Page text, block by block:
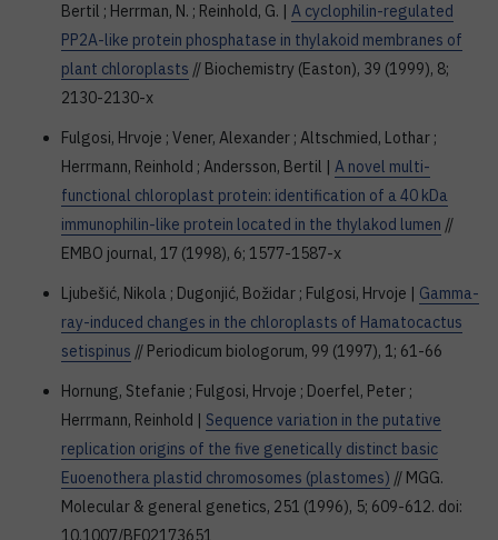
Bertil ; Herrman, N. ; Reinhold, G. | A cyclophilin-regulated
PP2A-like protein phosphatase in thylakoid membranes of
plant chloroplasts // Biochemistry (Easton), 39 (1999), 8;
2130-2130-x
Fulgosi, Hrvoje ; Vener, Alexander ; Altschmied, Lothar ;
Herrmann, Reinhold ; Andersson, Bertil | A novel multi-
functional chloroplast protein: identification of a 40 kDa
immunophilin-like protein located in the thylakod lumen //
EMBO journal, 17 (1998), 6; 1577-1587-x
Ljubešić, Nikola ; Dugonjić, Božidar ; Fulgosi, Hrvoje | Gamma-
ray-induced changes in the chloroplasts of Hamatocactus
setispinus // Periodicum biologorum, 99 (1997), 1; 61-66
Hornung, Stefanie ; Fulgosi, Hrvoje ; Doerfel, Peter ;
Herrmann, Reinhold | Sequence variation in the putative
replication origins of the five genetically distinct basic
Euoenothera plastid chromosomes (plastomes) // MGG.
Molecular & general genetics, 251 (1996), 5; 609-612. doi:
10.1007/BF02173651